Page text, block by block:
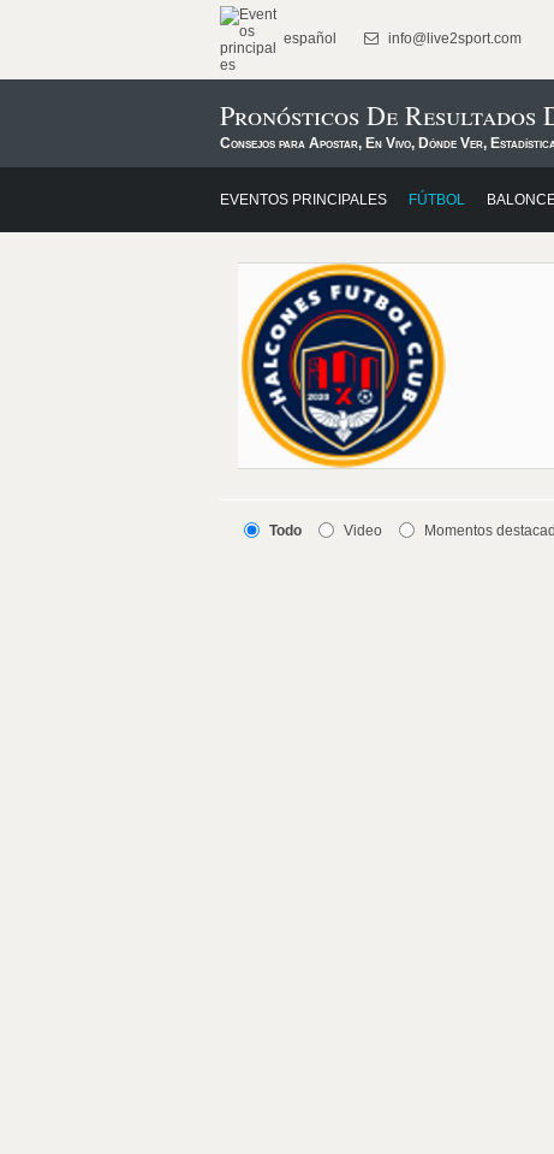
español info@live2sport.com
Pronósticos De Resultados
Consejos para Apostar, En Vivo, Dónde Ver,
EVENTOS PRINCIPALES FÚTBOL
Todo Video Momentos